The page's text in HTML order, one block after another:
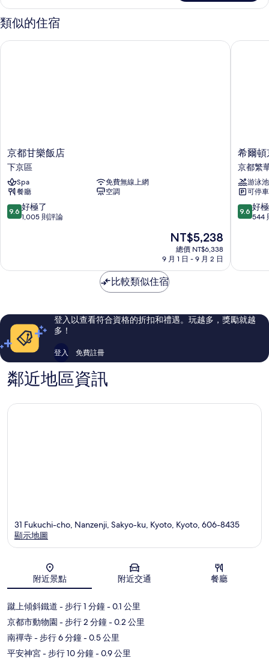
(102)
的
詳
類似的住宿
京
都
甘
樂
飯
店
下
京都甘樂飯店
下京區
Spa
免費無線上網
餐廳
空調
9.6
分，
好
則
評
9.6 好極了
1,005 則評論
現
在
價
NT$5,238
總價 NT$6,338
9 月 1 日 - 9 月 2 日
京都甘樂飯店
希
爾
頓
京
都
京
都
希爾頓
京都繁
游泳池
可停車
9.6
分，
好
則
評
9.6 好
544
希爾頓
比較類似住宿
登入以查看符合資格的折扣和禮遇。玩越多，獎勵就越
多！
登入 免費註冊
鄰近地區資訊
地圖
31 Fukuchi-cho, Nanzenji, Sakyo-ku, Kyoto, Kyoto, 606-8435
顯示地圖
附近景點 附近交通 餐廳
蹴上傾斜鐵道 - 步行 1 分鐘- 0.1 公里
京都市動物園 - 步行 2 分鐘- 0.2 公里
南禪寺- 步行 6 分鐘- 0.5 公里
平安神宮- 步行 10 分鐘- 0.9 公里